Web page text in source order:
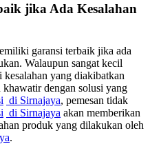
jika Ada Kesalahan
garansi terbaik jika ada
Walaupun sangat kecil
yang diakibatkan
khawatir dengan solusi yang
di Sirnajaya, pemesan tidak
di Sirnajaya akan memberikan
produk yang dilakukan oleh
.